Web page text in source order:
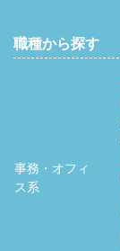
職種から探す
事務・オフィ
ス系